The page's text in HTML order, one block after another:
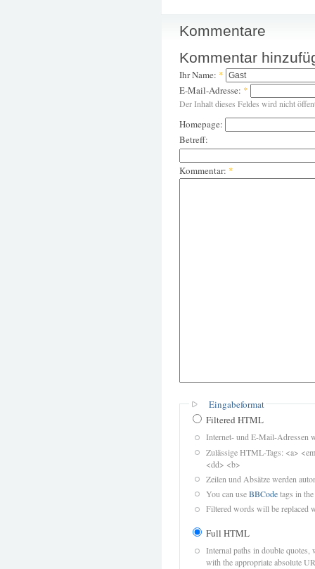
Kommentare
Kommentar
Ihr Name: *
E-Mail-Adresse: *
Der Inhalt dieses Feldes wird nicht
Homepage:
Betreff:
Kommentar: *
Eingabeformat
Filtered HTML
Internet- und E-Mail-Adressen
Zulässige HTML-Tags: <a>
<dd> <b>
Zeilen und Absätze werden
You can useBBCodetags in
Filtered words will be replaced
Full HTML
Internal paths in double quotes,
with the appropriate absolute